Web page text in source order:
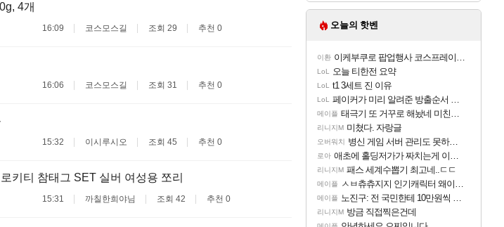
4개
16:09 코스모스길 조회 29 추천 0
16:06 코스모스길 조회 31 추천 0
15:32 이시루시오 조회 45 추천 0
키티 참태그 SET 실버 여성용 쪼리
15:31 까칠한희야님 조회 42 추천 0
오늘의 핫벤
이환 이케부쿠로 팝업행사 코스프레이어들!!
LoL 오늘 티한전 요약
LoL t1 3세트 진 이유
LoL 페이커가 미리 알려준 방출순서 ㄷㄷㄷㄷ
메이플 태극기 또 거꾸로 해놨네 미친것들 ㅋㅋㅋ
리니지M 미쳤다. 자랑글
오버워치 병신 게임 서버 관리도 못하냐 이젠?
로아 애초에 홀딩저가가 짜치는게 이거임 ㅋㅋ
리니지M 패스 세계수뽑기 최고네..ㄷㄷ
메이플 ㅅㅂ츄츄지지 인기캐릭터 왜이러는데?
메이플 노진구: 전 국민한테 10만원씩 줄거야.gif
리니지M 방금 직접찍은건데